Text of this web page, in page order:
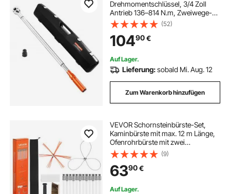
Drehmomentschlüssel, 3/4 Zoll
Antrieb 136–814 N.m, Zweiwege-
Drehmomentschlüssel-Set mit
Zweibereichsskalen, 48 Zähne ±3
% hohe Präzision legierter Stahl für
Autoreparatur Orange
(52)
10490€
Auf Lager.
Lieferung:sobald Mi. Aug. 12
Zum Warenkorb hinzufügen
VEVOR Schornsteinbürste-Set,
Kaminbürste mit max. 12 m Länge,
Ofenrohrbürste mit zwei
Bürstenköpfen, Schornsteinfeger,
Kaminreinigungswerkzeug für
quadratische & rechteckige
Schornsteine
(9)
6390€
Auf Lager.